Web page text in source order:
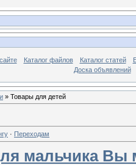
Каталог файлов Каталог статей
Доска объявлений
» Товары для детей
· Переходам
мальчика Вы